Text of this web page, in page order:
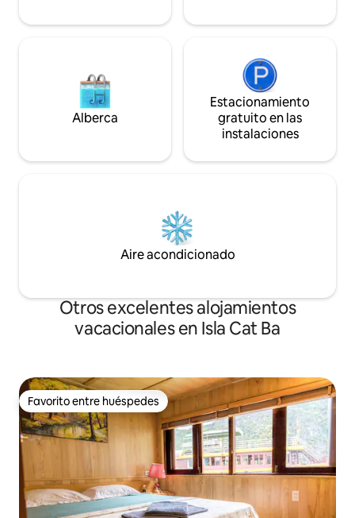
Alberca
Estacionamiento
gratuito en las
instalaciones
Aire acondicionado
Otros excelentes alojamientos
vacacionales en Isla Cat Ba
Favorito entre huéspedes
Favorito entre huéspedes